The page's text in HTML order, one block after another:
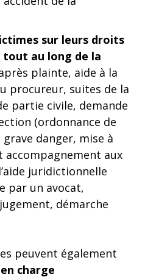
sur leurs droits
tout au long de la
plainte, aide à la
procureur, suites de la
partie civile, demande
(ordonnance de
danger, mise à
accompagnement aux
juridictionnelle
par un avocat,
démarche
peuvent également
charge